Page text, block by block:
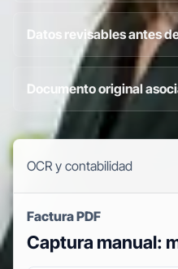
Datos revisables antes
Documento original
OCR y contabilidad
Factura PDF
Captura manual: